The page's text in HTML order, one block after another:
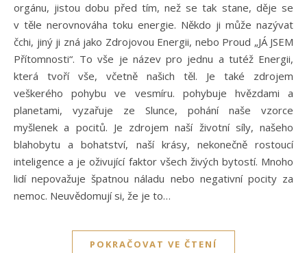
orgánu, jistou dobu před tím, než se tak stane, děje se
v těle nerovnováha toku energie. Někdo ji může nazývat
čchi, jiný ji zná jako Zdrojovou Energii, nebo Proud „JÁ JSEM
Přítomnosti“. To vše je název pro jednu a tutéž Energii,
která tvoří vše, včetně našich těl. Je také zdrojem
veškerého pohybu ve vesmíru. pohybuje hvězdami a
planetami, vyzařuje ze Slunce, pohání naše vzorce
myšlenek a pocitů. Je zdrojem naší životní síly, našeho
blahobytu a bohatství, naší krásy, nekonečně rostoucí
inteligence a je oživující faktor všech živých bytostí. Mnoho
lidí nepovažuje špatnou náladu nebo negativní pocity za
nemoc. Neuvědomují si, že je to…
POKRAČOVAT VE ČTENÍ